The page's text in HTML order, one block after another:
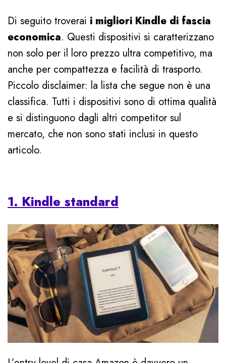
Di seguito troverai i migliori Kindle di fascia
economica. Questi dispositivi si caratterizzano
non solo per il loro prezzo ultra competitivo, ma
anche per compattezza e facilità di trasporto.
Piccolo disclaimer: la lista che segue non è una
classifica. Tutti i dispositivi sono di ottima qualità
e si distinguono dagli altri competitor sul
mercato, che non sono stati inclusi in questo
articolo.
1. Kindle standard